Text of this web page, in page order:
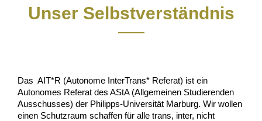
Unser Selbstverständnis
Das  AIT*R (Autonome InterTrans* Referat) ist ein
Autonomes Referat des AStA (Allgemeinen Studierenden
Ausschusses) der Philipps-Universität Marburg. Wir wollen
einen Schutzraum schaffen für alle trans, inter, nicht